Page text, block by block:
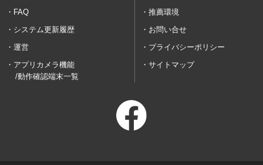
FAQ
推薦環境
システム更新履歴
お問い合せ
運営
プライバシーポリシー
アプリカメラ機能
/動作確認端末一覧
サイトマップ